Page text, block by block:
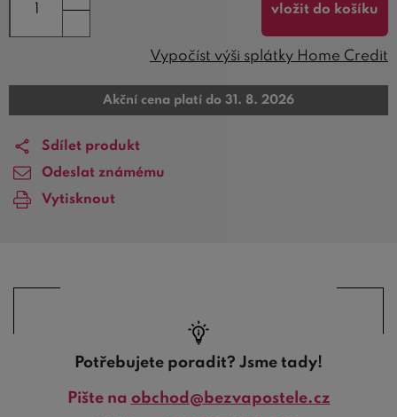
vložit do košíku
Vypočíst výši splátky Home Credit
Akční cena platí do 31. 8. 2026
Sdílet produkt
Odeslat známému
Vytisknout
Potřebujete poradit? Jsme tady!
Pište na obchod@bezvapostele.cz